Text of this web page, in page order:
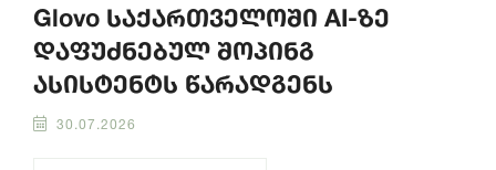
Glovo საქართველოში AI-ზე
დაფუძნებულ შოპინგ
ასისტენტს წარადგენს
30.07.2026